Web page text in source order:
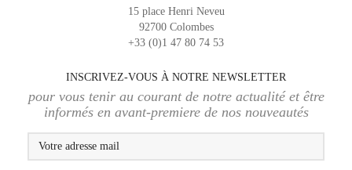
15 place Henri Neveu
92700 Colombes
+33 (0)1 47 80 74 53
INSCRIVEZ-VOUS À NOTRE NEWSLETTER
pour vous tenir au courant de notre actualité et être
informés en avant-premiere de nos nouveautés